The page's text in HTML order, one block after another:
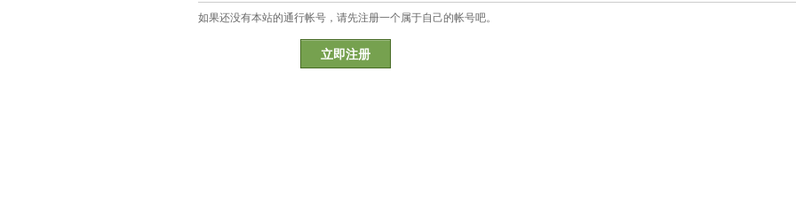
如果还没有本站的通行帐号，请先注册一个属于自己的帐号吧。
立即注册